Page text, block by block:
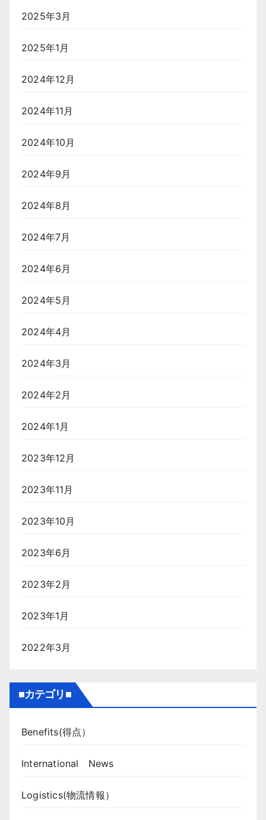
2025年3月
2025年1月
2024年12月
2024年11月
2024年10月
2024年9月
2024年8月
2024年7月
2024年6月
2024年5月
2024年4月
2024年3月
2024年2月
2024年1月
2023年12月
2023年11月
2023年10月
2023年6月
2023年2月
2023年1月
2022年3月
■カテゴリ■
Benefits(得点）
International News
Logistics(物流情報）